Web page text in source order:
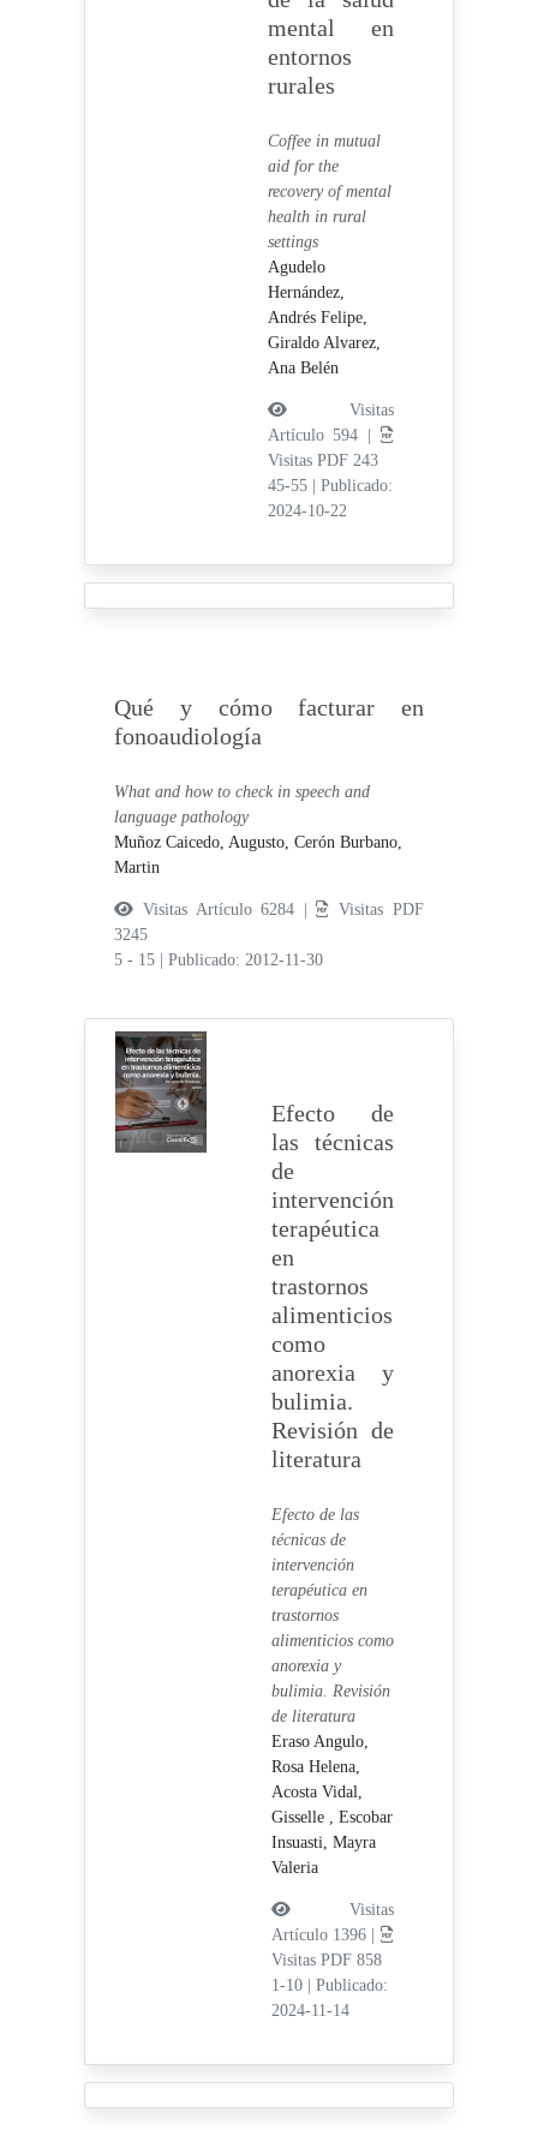
mental en
entornos
rurales
Coffee in mutual
aid for the
recovery of mental
health in rural
settings
Agudelo
Hernández,
Andrés Felipe,
Giraldo Alvarez,
Ana Belén
Visitas
Artículo 594 |
Visitas PDF 243
45-55
Publicado:
2024-10-22
Qué y cómo facturar en
fonoaudiología
What and how to check in speech and
language pathology
Muñoz Caicedo, Augusto,Cerón Burbano,
Martin
Visitas Artículo 6284 |
Visitas PDF
3245
5 - 15
|Publicado: 2012-11-30
Efecto de
las técnicas
de
intervención
terapéutica
en
trastornos
alimenticios
como
anorexia y
bulimia.
Revisión de
literatura
Efecto de las
técnicas de
intervención
terapéutica en
trastornos
alimenticios como
anorexia y
bulimia. Revisión
de literatura
Eraso Angulo,
Rosa Helena,
Acosta Vidal,
Gisselle , Escobar
Insuasti, Mayra
Valeria
Visitas
Artículo 1396 |
Visitas PDF 858
1-10
Publicado:
2024-11-14